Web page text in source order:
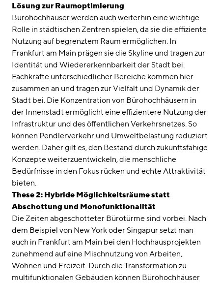
Lösung zur Raumoptimierung
Bürohochhäuser werden auch weiterhin eine wichtige
Rolle in städtischen Zentren spielen, da sie die effiziente
Nutzung auf begrenztem Raum ermöglichen. In
Frankfurt am Main prägen sie die Skyline und tragen zur
Identität und Wiedererkennbarkeit der Stadt bei.
Fachkräfte unterschiedlicher Bereiche kommen hier
zusammen an und tragen zur Vielfalt und Dynamik der
Stadt bei. Die Konzentration von Bürohochhäusern in
der Innenstadt ermöglicht eine effizientere Nutzung der
Infrastruktur und des öffentlichen Verkehrsnetzes. So
können Pendlerverkehr und Umweltbelastung reduziert
werden. Daher gilt es, den Bestand durch zukunftsfähige
Konzepte weiterzuentwickeln, die menschliche
Bedürfnisse in den Fokus rücken und echte Attraktivität
bieten.
These 2: Hybride Möglichkeitsräume statt
Abschottung und Monofunktionalität
Die Zeiten abgeschotteter Bürotürme sind vorbei. Nach
dem Beispiel von New York oder Singapur setzt man
auch in Frankfurt am Main bei den Hochhausprojekten
zunehmend auf eine Mischnutzung von Arbeiten,
Wohnen und Freizeit. Durch die Transformation zu
multifunktionalen Gebäuden können Bürohochhäuser